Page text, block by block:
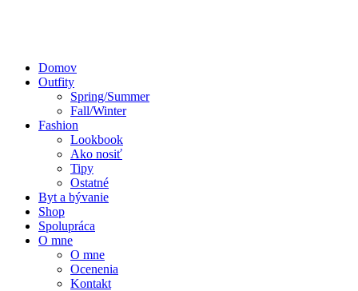
Domov
Outfity
Spring/Summer
Fall/Winter
Fashion
Lookbook
Ako nosiť
Tipy
Ostatné
Byt a bývanie
Shop
Spolupráca
O mne
O mne
Ocenenia
Kontakt